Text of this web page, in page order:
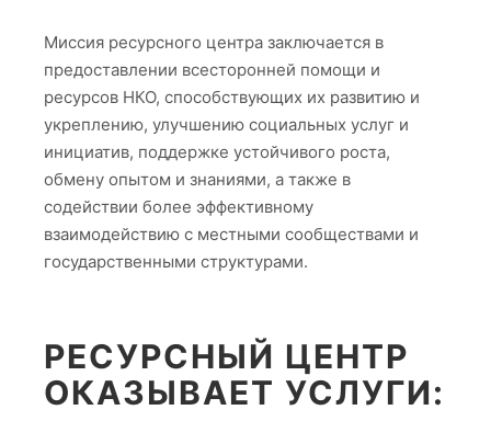
Миссия ресурсного центра заключается в
предоставлении всесторонней помощи и
ресурсов НКО, способствующих их развитию и
укреплению, улучшению социальных услуг и
инициатив, поддержке устойчивого роста,
обмену опытом и знаниями, а также в
содействии более эффективному
взаимодействию с местными сообществами и
государственными структурами.
РЕСУРСНЫЙ ЦЕНТР
ОКАЗЫВАЕТ УСЛУГИ: